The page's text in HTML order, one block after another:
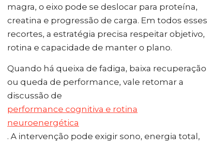
magra, o eixo pode se deslocar para proteína,
creatina e progressão de carga. Em todos esses
recortes, a estratégia precisa respeitar objetivo,
rotina e capacidade de manter o plano.
Quando há queixa de fadiga, baixa recuperação
ou queda de performance, vale retomar a
discussão de
performance cognitiva e rotina
neuroenergética
. A intervenção pode exigir sono, energia total,